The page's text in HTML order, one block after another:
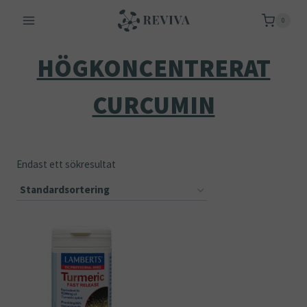
0
HÖGKONCENTRERAT
CURCUMIN
Endast ett sökresultat